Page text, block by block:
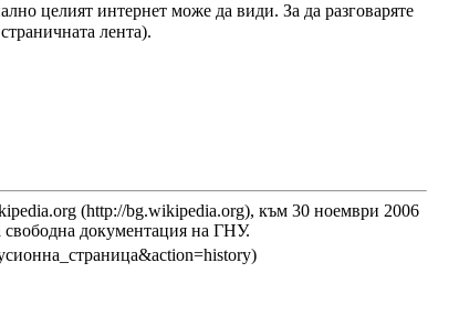
целият интернет може да види. За да разговаряте
лента).
, към 30 ноември 2006
свободна документация на ГНУ.